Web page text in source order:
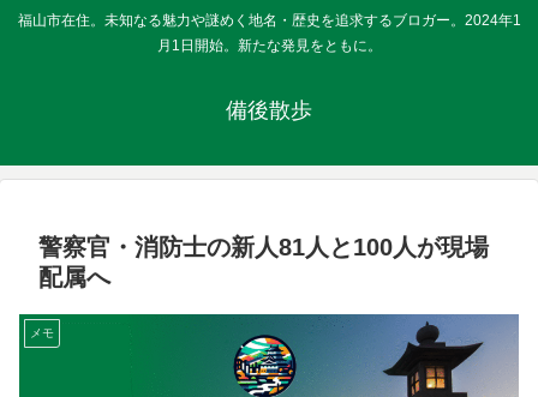
福山市在住。未知なる魅力や謎めく地名・歴史を追求するブロガー。2024年1
月1日開始。新たな発見をともに。
備後散歩
警察官・消防士の新人81人と100人が現場
配属へ
メモ